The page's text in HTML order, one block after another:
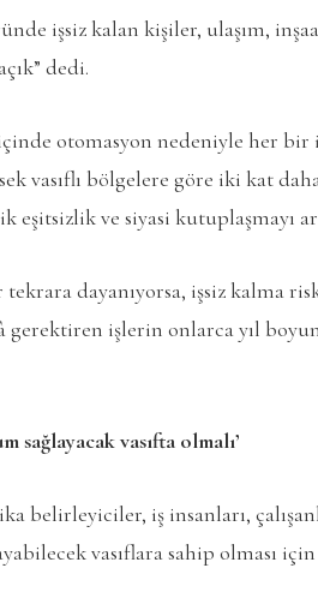
işsiz kalan kişiler, ulaşım,
dedi.
otomasyon nedeniyle her bir
vasıflı bölgelere göre iki kat
eşitsizlik ve siyasi kutuplaşmayı
dayanıyorsa, işsiz kalma
gerektiren işlerin onlarca yıl
sağlayacak vasıfta olmalı’
belirleyiciler, iş insanları,
vasıflara sahip olması